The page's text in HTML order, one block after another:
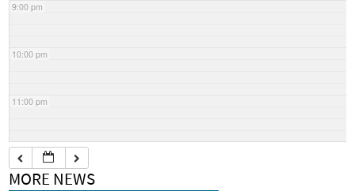
9:00 pm
10:00 pm
11:00 pm
MORE NEWS